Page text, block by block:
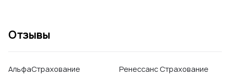
Отзывы
АльфаСтрахование
Ренессанс Страхование